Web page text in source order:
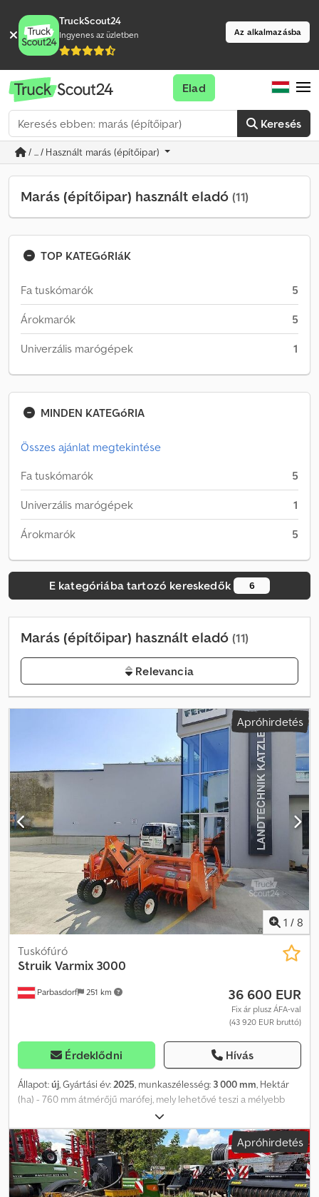
TruckScout24
Ingyenes az üzletben Az alkalmazásba
Keresés
Elad
/ ... / Használt marás (építőipar)
Marás (építőipar) használt eladó (11)
TOP KATEGóRIáK
Fa tuskómarók 5
Árokmarók 5
Univerzális marógépek 1
MINDEN KATEGóRIA
Összes ajánlat megtekintése
Fa tuskómarók
5
Univerzális marógépek 1
Árokmarók 5
E kategóriába tartozó kereskedők 6
Marás (építőipar) használt eladó (11)
Relevancia
Apróhirdetés
1 / 8
Parbasdorf 251 km
Tuskófúró
StruikVarmix 3000
36 600 EUR
Fix ár plusz ÁFA-val
(43 920 EUR bruttó)
Érdeklődni Hívás
Állapot:új, Gyártási év:2025, munkaszélesség: 3 000 mm, Hektár
(ha) - 760 mm átmérőjű marófej, mely lehetővé teszi a mélyebb
marást - robusztus és csendes, spirális fogazással ellátott
szögletes sebességváltó - a sebességváltó 220 lóerőre van
tervezve - láncmeghajtású rotor, edzett lánckerekekkel - a
burkolat rugókra van szerelve - a burkolat pontosan illeszkedik a
gereblyék sugarához, így kevesebb föld tapad rá - nincsenek holt
pontok a házon - hegesztett gereblyetartók a rotor tengelyén -
Apróhirdetés